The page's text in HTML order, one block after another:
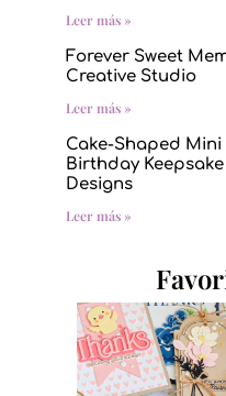
Leer más »
Forever Sweet
Creative Studio
Leer más »
Cake-Shaped
Birthday
Designs
Leer más »